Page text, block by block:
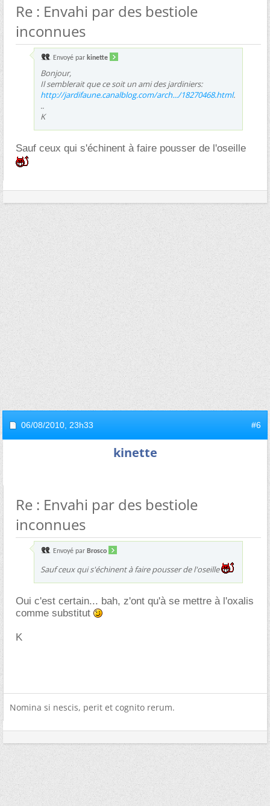
Re : Envahi par des bestiole
inconnues
Envoyé par kinette
Bonjour,
Il semblerait que ce soit un ami des jardiniers:
http://jardifaune.canalblog.com/arch.../18270468.html.
..
K
Sauf ceux qui s'échinent à faire pousser de l'oseille
06/08/2010, 23h33 #6
kinette
Re : Envahi par des bestiole
inconnues
Envoyé par Brosco
Sauf ceux qui s'échinent à faire pousser de l'oseille
Oui c'est certain... bah, z'ont qu'à se mettre à l'oxalis
comme substitut
K
Nomina si nescis, perit et cognito rerum.